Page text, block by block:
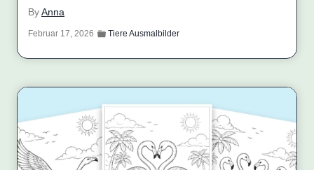
ByAnna
Februar 17, 2026 Tiere Ausmalbilder